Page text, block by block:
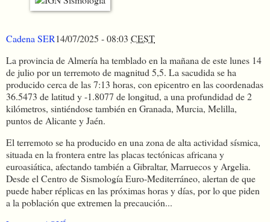
Cadena SER14/07/2025 - 08:03 CEST
La provincia de Almería ha temblado en la mañana de este lunes 14
de julio por un terremoto de magnitud 5,5. La sacudida se ha
producido cerca de las 7:13 horas, con epicentro en las coordenadas
36.5473 de latitud y -1.8077 de longitud, a una profundidad de 2
kilómetros, sintiéndose también en Granada, Murcia, Melilla,
puntos de Alicante y Jaén.
El terremoto se ha producido en una zona de alta actividad sísmica,
situada en la frontera entre las placas tectónicas africana y
euroasiática, afectando también a Gibraltar, Marruecos y Argelia.
Desde el Centro de Sismología Euro-Mediterráneo, alertan de que
puede haber réplicas en las próximas horas y días, por lo que piden
a la población que extremen la precaución...